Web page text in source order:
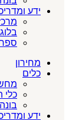
ידע
בלוג
מחירון
כלים
כלי
ידע